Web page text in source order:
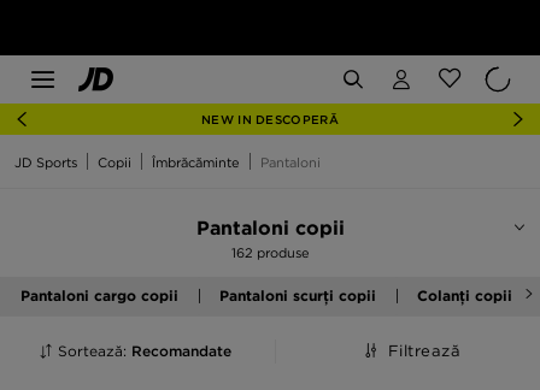
NEW IN DESCOPERĂ
JD Sports Copii Îmbrăcăminte Pantaloni
Pantaloni copii
162 produse
Pantaloni cargo copii Pantaloni scurți copii Colanți copii
Sortează: Recomandate Filtrează